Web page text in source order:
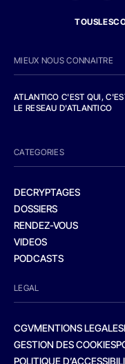
MIEUX NOUS CONNAITRE
ATLANTICO C'EST QUI,
LE RESEAU D'ATLANTICO
CATEGORIES
DECRYPTAGES
DOSSIERS
RENDEZ-VOUS
VIDEOS
PODCASTS
LEGAL
CGVMENTIONS LEGALES
GESTION DES COOKIES
POLITIQUE